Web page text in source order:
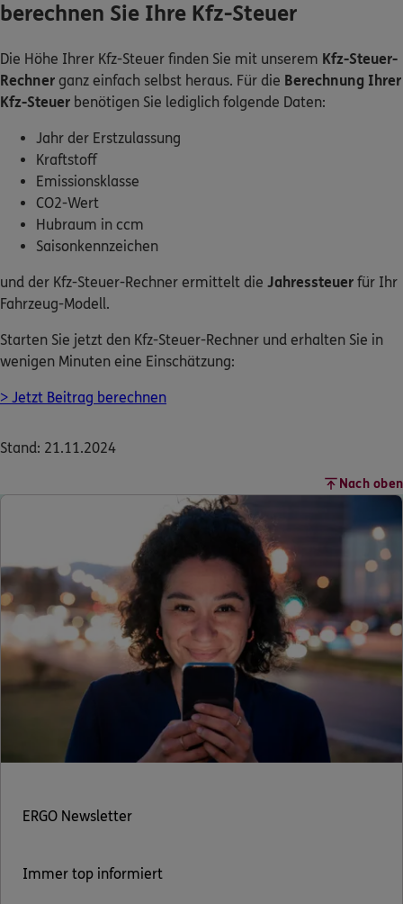
berechnen Sie Ihre Kfz-Steuer
Die Höhe Ihrer Kfz-Steuer finden Sie mit unserem Kfz-Steuer-
Rechner ganz einfach selbst heraus. Für die Berechnung Ihrer
Kfz-Steuer benötigen Sie lediglich folgende Daten:
Jahr der Erstzulassung
Kraftstoff
Emissionsklasse
CO2-Wert
Hubraum in ccm
Saisonkennzeichen
und der Kfz-Steuer-Rechner ermittelt die Jahressteuer für Ihr
Fahrzeug-Modell.
Starten Sie jetzt den Kfz-Steuer-Rechner und erhalten Sie in
wenigen Minuten eine Einschätzung:
> Jetzt Beitrag berechnen
Stand: 21.11.2024
Nach oben
ERGO Newsletter
Immer top informiert